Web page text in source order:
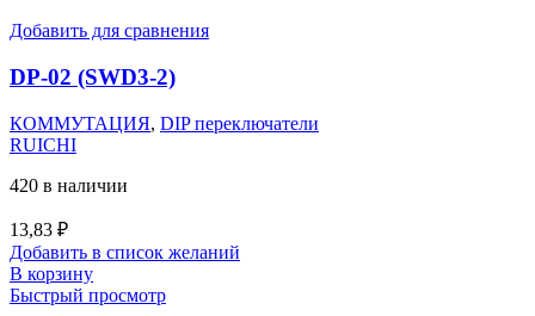
Добавить для сравнения
DP-02 (SWD3-2)
КОММУТАЦИЯ, DIP переключатели
RUICHI
420 в наличии
13,83 ₽
Добавить в список желаний
В корзину
Быстрый просмотр